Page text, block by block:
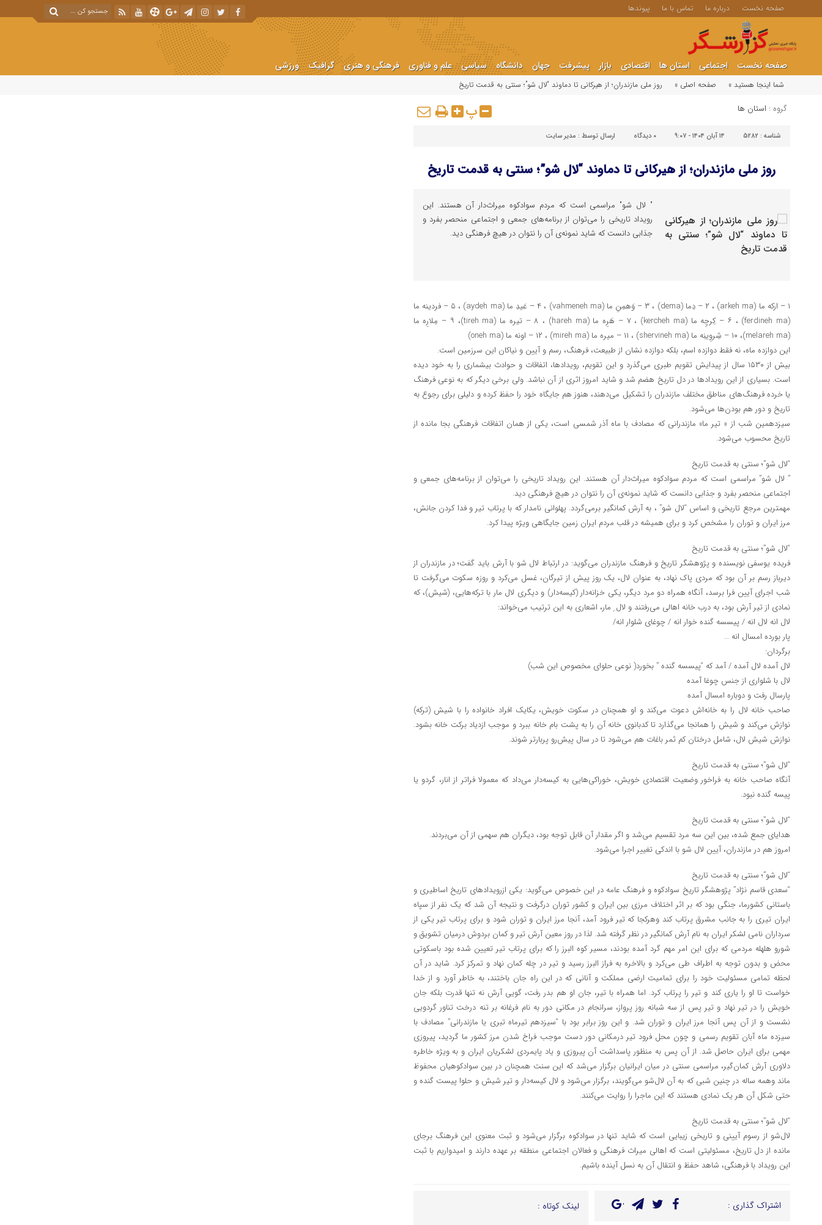
صفحه نخست درباره ما تماس با ما پیوندها
صفحه نخست اجتماعی استان ها اقتصادی بازار پیشرفت جهان دانشگاه سیاسی علم و فناوری فرهنگی و هنری گرافیک ورزشی
شما اینجا هستید » صفحه اصلی » روز ملی مازندران؛ از هیرکانی تا دماوند “لال شو”؛ سنتی به قدمت تاریخ
گروه : استان ها پ
شناسه : 5282 ۱۴ آبان ۱۴۰۴ - ۹:۰۷ ۰ دیدگاه ارسال توسط : مدیر سایت
روز ملی مازندران؛ از هیرکانی تا دماوند “لال شو”؛ سنتی به قدمت تاریخ
" لال شو" مراسمی است که مردم سوادکوه میراث‌دار آن هستند. این
رویداد تاریخی را می‌توان از برنامه‌های جمعی و اجتماعی منحصر بفرد و
جذابی دانست که شاید نمونه‌ی آن را نتوان در هیچ فرهنگی دید.
۱ – ارکه ما (arkeh ma) ، ۲ – دِما (dema) ، ۳ – وَهمِنِ ما (vahmeneh ma) ، ۴ – عَیدِ ما (aydeh ma) ، ۵ – فردینه ما
(ferdineh ma) ، ۶ – کِرچِه ما (kercheh ma) ، ۷ – هَرِه ما (hareh ma) ، ۸ – تیره ما (tireh ma)، ۹ – مِلارِه ما
(melareh ma)، ۱۰ – شِروِینِه ما (shervineh ma) ، ۱۱ – میره ما (mireh ma) ، ۱۲ – اونه ما (oneh ma)
این دوازده ماه، نه فقط دوازده اسم، بلکه دوازده نشان از طبیعت، فرهنگ، رسم و آیین و نیاکان این سرزمین است.
بیش از ۱۵۳۰ سال از پیدایش تقویم طبری می‌گذرد و این تقویم، رویدادها، اتفاقات و حوادث بیشماری را به خود دیده
است. بسیاری از این رویدادها در دل تاریخ هضم شد و شاید امروز اثری از آن نباشد. ولی برخی دیگر که به نوعی فرهنگ
یا خرده فرهنگ‌های مناطق مختلف مازندران را تشکیل می‌دهند، هنوز هم جایگاه خود را حفظ کرده و دلیلی برای رجوع به
تاریخ و دور هم بودن‌ها می‌شود.
سیزدهمین شب از « تیر ما» مازندرانی که مصادف با ماه آذر شمسی است، یکی از همان اتفاقات فرهنگی بجا مانده از
تاریخ محسوب می‌شود.
“لال شو”؛ سنتی به قدمت تاریخ
” لال شو” مراسمی است که مردم سوادکوه میراث‌دار آن هستند. این رویداد تاریخی را می‌توان از برنامه‌های جمعی و
اجتماعی منحصر بفرد و جذابی دانست که شاید نمونه‌ی آن را نتوان در هیچ فرهنگی دید.
مهمترین مرجع تاریخی و اساس “لال شو” ، به آرش کمانگیر برمی‌گردد. پهلوانی نامدار که با پرتاب تیر و فدا کردن جانش،
مرز ایران و توران را مشخص کرد و برای همیشه در قلب مردم ایران زمین جایگاهی ویژه پیدا کرد.
“لال شو”؛ سنتی به قدمت تاریخ
فریده یوسفی نویسنده و پژوهشگر تاریخ و فرهنگ مازندران می‌گوید: در ارتباط لال شو با آرش باید گفت؛ در مازندران از
دیرباز رسم بر آن بود که مردی پاک نهاد، به عنوان لال، یک روز پیش از تیرگان، غسل می‌کرد و روزه سکوت می‌گرفت تا
شب اجرای آیین فرا برسد، آنگاه همراه دو مرد دیگر، یکی خزانه‌دار (کیسه‌دار) و دیگری لال مار با ترکه‌هایی، (شیش)، که
نمادی از تیر آرش بود، به درب خانه اهالی می‌رفتند و لال ِ مار، اشعاری به این ترتیب می‌خواند:
لال انه لال انه / پیسسه گنده خوار انه / چوغای شلوار انه/
پار بورده امسال انه …
برگردان:
لال آمده لال آمده / آمد که “پیسسه گنده ” بخورد( نوعی حلوای مخصوص این شب)
لال با شلواری از جنس چوغا آمده
پارسال رفت و دوباره امسال آمده
صاحب خانه لال را به خانه‌اش دعوت می‌کند و او همچنان در سکوت خویش، یکایک افراد خانواده را با شیش (ترکه)
نوازش می‌کند و شیش را همانجا می‌گذارد تا کدبانوی خانه آن را به پشت بام خانه ببرد و موجب ازدیاد برکت خانه بشود.
نوازش شیش لال، شامل درختان کم ثمر باغات هم می‌شود تا در سال پیش‌رو پربارتر شوند.
“لال شو”؛ سنتی به قدمت تاریخ
آنگاه صاحب خانه به فراخور وضعیت اقتصادی خویش، خوراکی‌هایی به کیسه‌دار می‌داد که معمولا فراتر از انار، گردو یا
پیسه گنده نبود.
“لال شو”؛ سنتی به قدمت تاریخ
هدایای جمع شده، بین این سه مرد تقسیم می‌شد و اگر مقدار آن قابل توجه بود، دیگران هم سهمی از آن می‌بردند.
امروز هم در مازندران، آیین لال شو با اندکی تغییر اجرا می‌شود.
“لال شو”؛ سنتی به قدمت تاریخ
“سعدی قاسم نژاد” پژوهشگر تاریخ سوادکوه و فرهنگ عامه در این خصوص می‌گوید: یکی ازرویدادهای تاریخ اساطیری و
باستانی کشورما، جنگی بود که بر اثر اختلاف مرزی بین ایران و کشور توران درگرفت و نتیجه آن شد که یک نفر از سپاه
ایران تیری را به جانب مشرق پرتاب کند وهرکجا که تیر فرود آمد، آنجا مرز ایران و توران شود و برای پرتاب تیر یکی از
سرداران نامی لشکر ایران به نام آرش کمانگیر در نظر گرفته شد. لذا در روز معین آرش تیر و کمان بردوش درمیان تشویق و
شورو هلهله مردمی که برای این امر مهم گرد آمده بودند، مسیر کوه البرز را که برای پرتاب تیر تعیین شده بود باسکوتی
محض و بدون توجه به اطراف طی می‌کرد و بالاخره به فراز البرز رسید و تیر در چله کمان نهاد و تمرکز کرد. شاید در آن
لحظه تمامی مسئولیت خود را برای تمامیت ارضی مملکت و آنانی که در این راه جان باختند، به خاطر آورد و از خدا
خواست تا او را یاری کند و تیر را پرتاب کرد. اما همراه با تیر، جان او هم بدر رفت، گویی آرش نه تنها قدرت بلکه جان
خویش را در تیر نهاد و تیر پس از سه شبانه روز پرواز، سرانجام در مکانی دور به نام فرغانه بر تنه درخت تناور گردویی
نشست و از آن پس آنجا مرز ایران و توران شد. و این روز برابر بود با “سیزدهم تیرماه تبری یا مازندرانی” مصادف با
سیزده ماه آبان تقویم رسمی و چون محل فرود تیر درمکانی دور دست موجب فراخ شدن مرز کشور ما گردید، پیروزی
مهمی برای ایران حاصل شد. از آن پس به منظور پاسداشت آن پیروزی و یاد پایمردی لشکریان ایران و به ویژه خاطره
دلاوری آرش کمان‌گیر، مراسمی سنتی در میان ایرانیان برگزار می‌شد که این سنت همچنان در بین سوادکوهیان محفوظ
ماند وهمه ساله در چنین شبی که به آن لال‌شو می‌گویند، برگزار می‌شود و لال کیسه‌دار و تیر شیش و حلوا پیست گنده و
حتی شکل آن هر یک نمادی هستند که این ماجرا را روایت می‌کنند.
“لال شو”؛ سنتی به قدمت تاریخ
لال‌شو از رسوم آیینی و تاریخی زیبایی است که شاید تنها در سوادکوه برگزار می‌شود و ثبت معنوی این فرهنگ برجای
مانده از دل تاریخ، مسئولیتی است که اهالی میراث فرهنگی و فعالان اجتماعی منطقه بر عهده دارند و امیدواریم با ثبت
این رویداد با فرهنگی، شاهد حفظ و انتقال آن به نسل آینده باشیم.
اشتراک گذاری : لینک کوتاه :